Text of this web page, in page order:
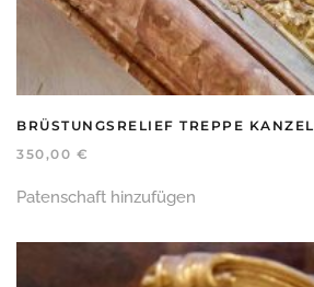
BRÜSTUNGSRELIEF TREPPE KANZEL
350,00 €
Patenschaft hinzufügen